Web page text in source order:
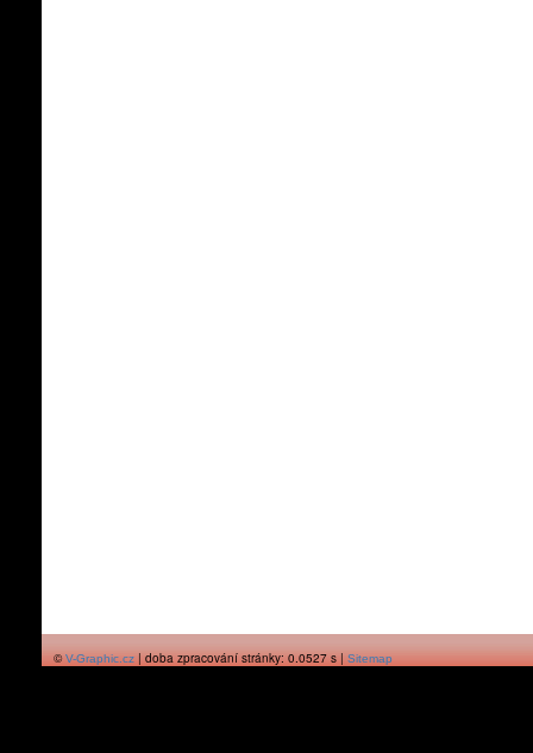
©V-Graphic.cz| doba zpracování stránky: 0.0527 s |Sitemap